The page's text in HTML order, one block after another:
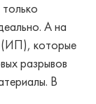
А на
(ИП), которые
разрывов
В